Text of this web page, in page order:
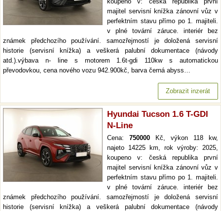
majitel servisní knížka zánovní vůz v
perfektním stavu přímo po 1. majiteli.
v plné tovární záruce. interiér bez
známek předchozího používání. samozřejmostí je doložená servisní
historie (servisní knížka) a veškerá palubní dokumentace (návody
atd.).výbava n- line s motorem 1.6t-gdi 110kw s automatickou
převodovkou, cena nového vozu 942.900kč, barva černá abyss…
Zobrazit inzerát
Hyundai Tucson 1.6 T-GDI
N-Line
Cena: 750000 Kč, výkon 118 kw,
najeto 14225 km, rok výroby: 2025,
koupeno v: česká republika první
majitel servisní knížka zánovní vůz v
perfektním stavu přímo po 1. majiteli.
v plné tovární záruce. interiér bez
známek předchozího používání. samozřejmostí je doložená servisní
historie (servisní knížka) a veškerá palubní dokumentace (návody